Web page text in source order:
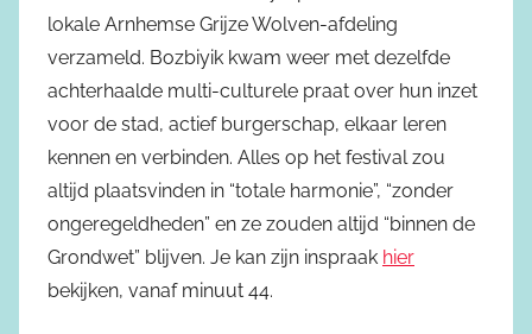
lokale Arnhemse Grijze Wolven-afdeling
verzameld. Bozbiyik kwam weer met dezelfde
achterhaalde multi-culturele praat over hun inzet
voor de stad, actief burgerschap, elkaar leren
kennen en verbinden. Alles op het festival zou
altijd plaatsvinden in “totale harmonie”, “zonder
ongeregeldheden” en ze zouden altijd “binnen de
Grondwet” blijven. Je kan zijn inspraak hier
bekijken, vanaf minuut 44.